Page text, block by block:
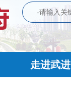
走进武进